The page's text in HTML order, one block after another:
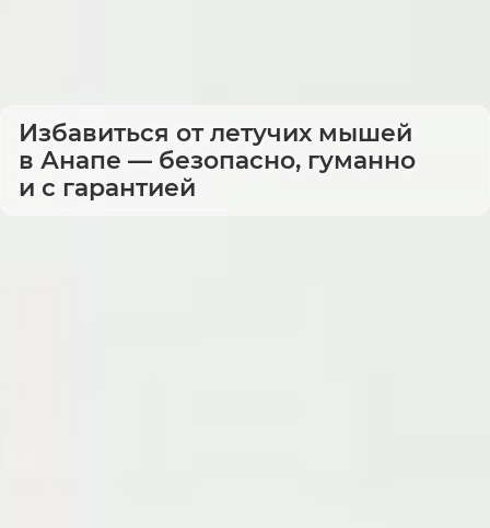
Избавиться от летучих мышей
в Анапе — безопасно, гуманно
и с гарантией